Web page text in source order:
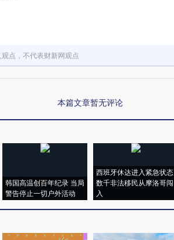
点，不代表财新网观点
本篇文章暂无评论
韩国高温创百年纪录 当局
警告停止一切户外活动
西班牙休达进入紧急状态
数千非法移民从摩洛哥闯
入